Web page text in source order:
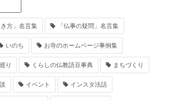
き方」名言集 「仏事の疑問」名言集
いのち お寺のホームページ事例集
り くらしの仏教語豆事典 まちづくり
イベント インスタ法話